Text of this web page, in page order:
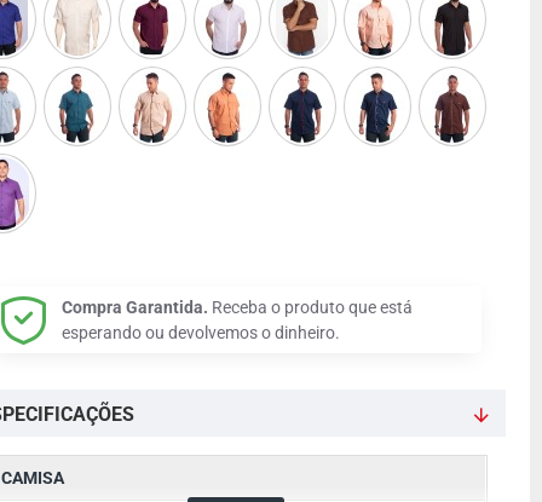
CAMISA
Compra Garantida. Receba o produto que está
esperando ou devolvemos o dinheiro.